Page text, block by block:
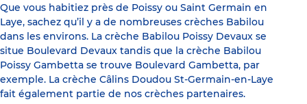
Que vous habitiez près de Poissy ou Saint Germain en
Laye, sachez qu’il y a de nombreuses crèches Babilou
dans les environs. La crèche Babilou Poissy Devaux se
situe Boulevard Devaux tandis que la crèche Babilou
Poissy Gambetta se trouve Boulevard Gambetta, par
exemple. La crèche Câlins Doudou St-Germain-en-Laye
fait également partie de nos crèches partenaires.